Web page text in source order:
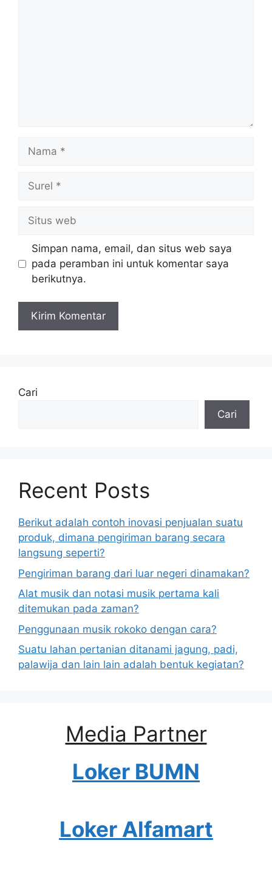
web
Simpan nama, email, dan situs web saya
pada peramban ini untuk komentar saya
berikutnya.
Cari
Cari
Recent Posts
Berikut adalah contoh inovasi penjualan suatu
produk, dimana pengiriman barang secara
langsung seperti?
Pengiriman barang dari luar negeri dinamakan?
Alat musik dan notasi musik pertama kali
ditemukan pada zaman?
Penggunaan musik rokoko dengan cara?
Suatu lahan pertanian ditanami jagung, padi,
palawija dan lain lain adalah bentuk kegiatan?
Media Partner
Loker BUMN
Loker Alfamart